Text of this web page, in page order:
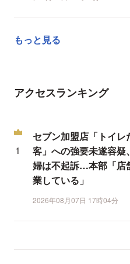
もっと見る
アクセスランキング
セブン加盟店「トイレ
客」への強要未遂容疑
婦は不起訴…本部「店
業している」
2026年08月07日 17時04分